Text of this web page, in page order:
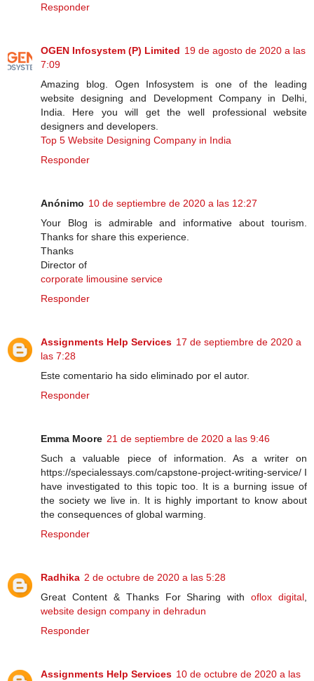
Responder
OGEN Infosystem (P) Limited 19 de agosto de 2020 a las
7:09
Amazing blog. Ogen Infosystem is one of the leading
website designing and Development Company in Delhi,
India. Here you will get the well professional website
designers and developers.
Top 5 Website Designing Company in India
Responder
Anónimo 10 de septiembre de 2020 a las 12:27
Your Blog is admirable and informative about tourism.
Thanks for share this experience.
Thanks
Director of
corporate limousine service
Responder
Assignments Help Services 17 de septiembre de 2020 a
las 7:28
Este comentario ha sido eliminado por el autor.
Responder
Emma Moore 21 de septiembre de 2020 a las 9:46
Such a valuable piece of information. As a writer on
https://specialessays.com/capstone-project-writing-service/ I
have investigated to this topic too. It is a burning issue of
the society we live in. It is highly important to know about
the consequences of global warming.
Responder
Radhika 2 de octubre de 2020 a las 5:28
Great Content & Thanks For Sharing withoflox digital
website design company in dehradun
Responder
Assignments Help Services 10 de octubre de 2020 a las